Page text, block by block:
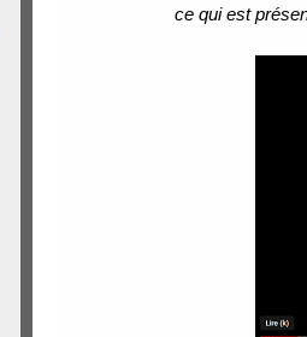
ce qui est